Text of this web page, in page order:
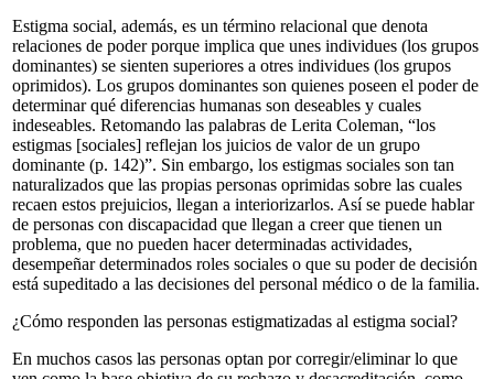
Estigma social, además, es un término relacional que denota
relaciones de poder porque implica que unes individues (los grupos
dominantes) se sienten superiores a otres individues (los grupos
oprimidos). Los grupos dominantes son quienes poseen el poder de
determinar qué diferencias humanas son deseables y cuales
indeseables. Retomando las palabras de Lerita Coleman, “los
estigmas [sociales] reflejan los juicios de valor de un grupo
dominante (p. 142)”. Sin embargo, los estigmas sociales son tan
naturalizados que las propias personas oprimidas sobre las cuales
recaen estos prejuicios, llegan a interiorizarlos. Así se puede hablar
de personas con discapacidad que llegan a creer que tienen un
problema, que no pueden hacer determinadas actividades,
desempeñar determinados roles sociales o que su poder de decisión
está supeditado a las decisiones del personal médico o de la familia.
¿Cómo responden las personas estigmatizadas al estigma social?
En muchos casos las personas optan por corregir/eliminar lo que